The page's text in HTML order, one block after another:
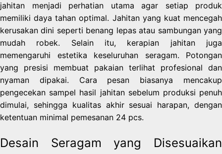
jahitan menjadi perhatian utama agar setiap produk
memiliki daya tahan optimal. Jahitan yang kuat mencegah
kerusakan dini seperti benang lepas atau sambungan yang
mudah robek. Selain itu, kerapian jahitan juga
memengaruhi estetika keseluruhan seragam. Potongan
yang presisi membuat pakaian terlihat profesional dan
nyaman dipakai. Cara pesan biasanya mencakup
pengecekan sampel hasil jahitan sebelum produksi penuh
dimulai, sehingga kualitas akhir sesuai harapan, dengan
ketentuan minimal pemesanan 24 pcs.
Desain Seragam yang Disesuaikan